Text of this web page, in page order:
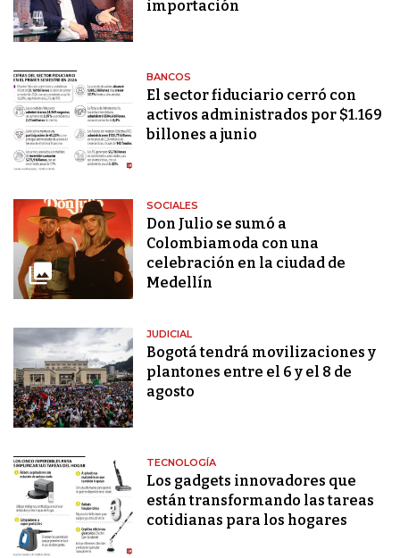
importación
BANCOS
El sector fiduciario cerró con
activos administrados por $1.169
billones a junio
SOCIALES
Don Julio se sumó a
Colombiamoda con una
celebración en la ciudad de
Medellín
JUDICIAL
Bogotá tendrá movilizaciones y
plantones entre el 6 y el 8 de
agosto
TECNOLOGÍA
Los gadgets innovadores que
están transformando las tareas
cotidianas para los hogares